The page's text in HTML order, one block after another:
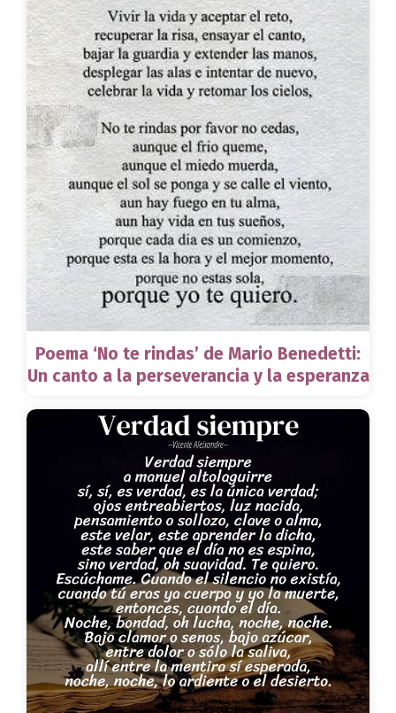
Poema ‘No te rindas’ de Mario Benedetti:
Un canto a la perseverancia y la esperanza